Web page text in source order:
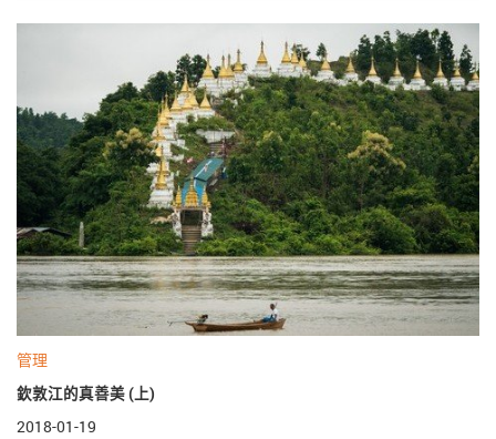
管理
欽敦江的真善美 (上)
2018-01-19